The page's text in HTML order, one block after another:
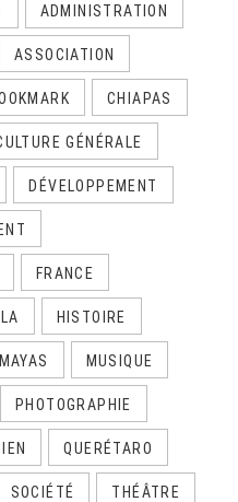
ADMINISTRATION
ASSOCIATION
CHIAPAS
GÉNÉRALE
DÉVELOPPEMENT
FRANCE
HISTOIRE
MAYAS MUSIQUE
PHOTOGRAPHIE
QUERÉTARO
SOCIÉTÉ THÉÂTRE